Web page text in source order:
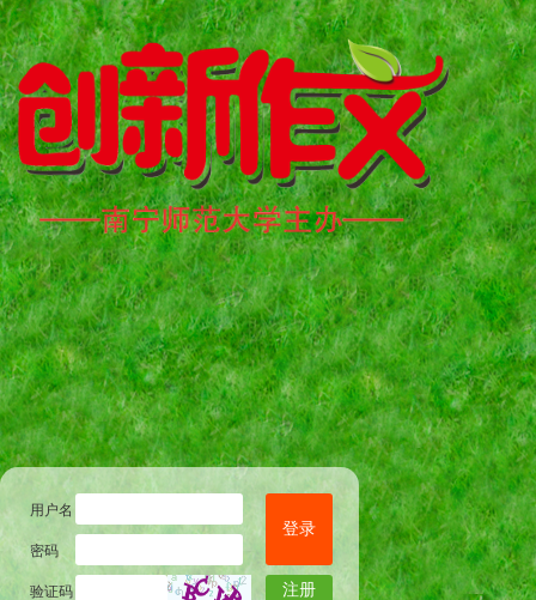
用户名
密码
验证码
登录
注册